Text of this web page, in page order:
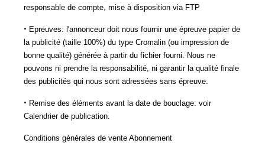
responsable de compte, mise à disposition via FTP
• Epreuves: l'annonceur doit nous fournir une épreuve papier de
la publicité (taille 100%) du type Cromalin (ou impression de
bonne qualité) générée à partir du fichier fourni. Nous ne
pouvons ni prendre la responsabilité, ni garantir la qualité finale
des publicités qui nous sont adressées sans épreuve.
• Remise des éléments avant la date de bouclage: voir
Calendrier de publication.
Conditions générales de vente Abonnement